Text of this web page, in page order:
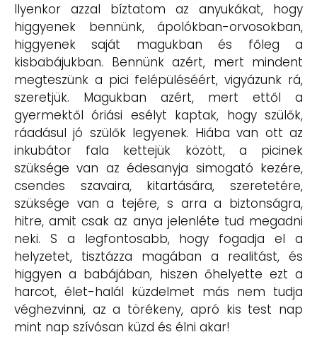
Ilyenkor azzal bíztatom az anyukákat, hogy
higgyenek bennünk, ápolókban-orvosokban,
higgyenek saját magukban és főleg a
kisbabájukban. Bennünk azért, mert mindent
megteszünk a pici felépüléséért, vigyázunk rá,
szeretjük. Magukban azért, mert ettől a
gyermektől óriási esélyt kaptak, hogy szülők,
ráadásul jó szülők legyenek. Hiába van ott az
inkubátor fala kettejük között, a picinek
szüksége van az édesanyja simogató kezére,
csendes szavaira, kitartására, szeretetére,
szüksége van a tejére, s arra a biztonságra,
hitre, amit csak az anya jelenléte tud megadni
neki. S a legfontosabb, hogy fogadja el a
helyzetet, tisztázza magában a realitást, és
higgyen a babájában, hiszen őhelyette ezt a
harcot, élet-halál küzdelmet más nem tudja
véghezvinni, az a törékeny, apró kis test nap
mint nap szívósan küzd és élni akar!